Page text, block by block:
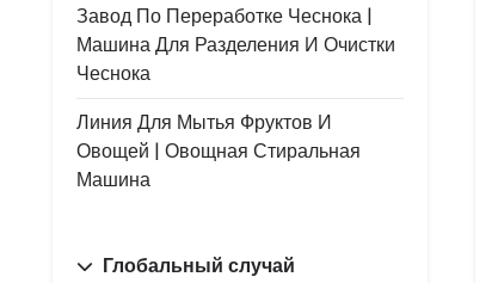
Завод По Переработке Чеснока |
Машина Для Разделения И Очистки
Чеснока
Линия Для Мытья Фруктов И
Овощей | Овощная Стиральная
Машина
Глобальный случай